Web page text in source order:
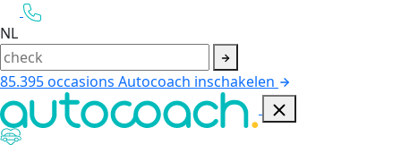
NL
85.395occasions Autocoach inschakelen